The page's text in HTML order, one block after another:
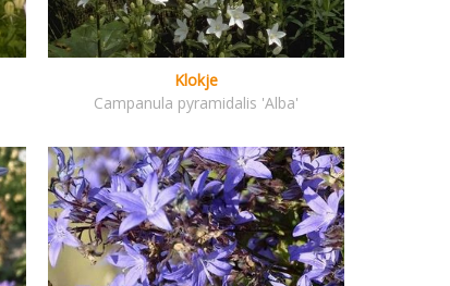
Klokje
Campanula pyramidalis 'Alba'